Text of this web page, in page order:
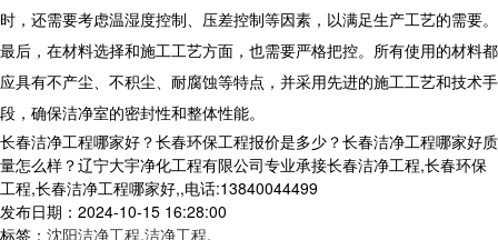
时，还需要考虑温湿度控制、压差控制等因素，以满足生产工艺的需要。
最后，在材料选择和施工工艺方面，也需要严格把控。所有使用的材料都
应具有不产尘、不积尘、耐腐蚀等特点，并采用先进的施工工艺和技术手
段，确保洁净室的密封性和整体性能。
长春洁净工程哪家好？长春环保工程报价是多少？长春洁净工程哪家好质
量怎么样？辽宁大宇净化工程有限公司专业承接长春洁净工程,长春环保
工程,长春洁净工程哪家好,,电话:13840044499
发布日期：2024-10-15 16:28:00
标签： 沈阳洁净工程,洁净工程,